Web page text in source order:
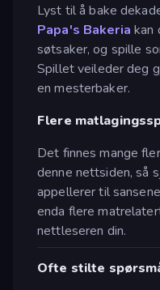
Lyst til å bake
Papa's Bakeria kan
søtsaker, og spille
Spillet veileder deg
en mesterbaker.
Flere
Det finnes mange
denne nettsiden, så
appellerer til
enda flere
nettleseren din.
Ofte stilte